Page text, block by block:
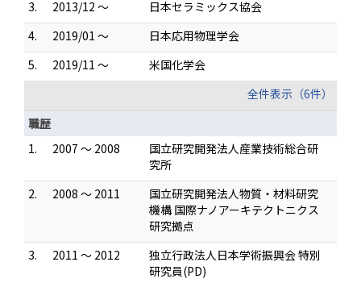
3.
2013/12 ～
日本セラミックス協会
4.
2019/01 ～
日本応用物理学会
5.
2019/11 ～
米国化学会
全件表示（6件）
職歴
1.
2007 ～ 2008
国立研究開発法人産業技術総合研
究所
2.
2008 ～ 2011
国立研究開発法人物質・材料研究
機構 国際ナノアーキテクトニクス
研究拠点
3.
2011 ～ 2012
独立行政法人日本学術振興会 特別
研究員(PD)